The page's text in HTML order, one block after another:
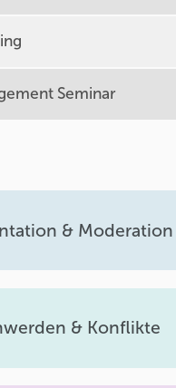
Seminar
& Moderation
& Konflikte